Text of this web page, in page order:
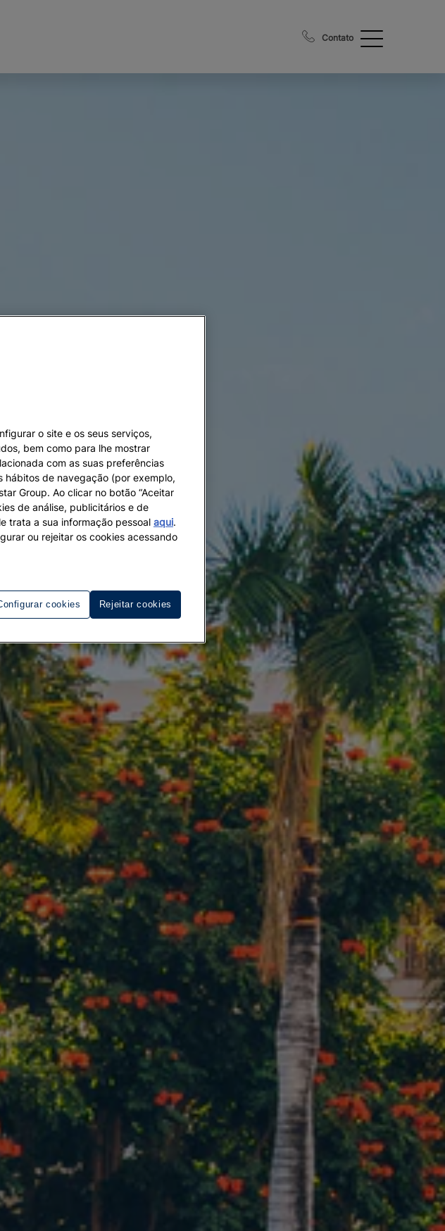
Contato
o site e os seus serviços,
bem como para lhe mostrar
com as suas preferências
hábitos de navegação (por exemplo,
Group. Ao clicar no botão “Aceitar
de análise, publicitários e de
trata a sua informação pessoal aqui.
ou rejeitar os cookies acessando
cookies Rejeitar cookies